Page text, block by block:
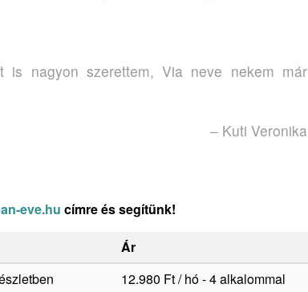
is nagyon szerettem, Via neve nekem már
– Kuti Veronika
eve.hu címre és segítünk!
Ár
12.980 Ft / hó - 4 alkalommal